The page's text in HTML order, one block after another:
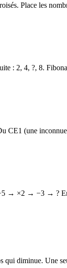
Place les
: 2, 4, ?, 8.
CE1 (une
→ ×2 → −3 → ?
qui diminue. Une